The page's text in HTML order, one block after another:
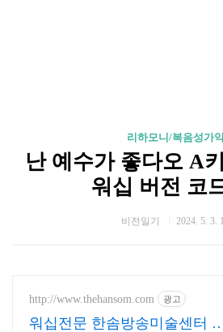
리하모니/복음성가
난 예수가 좋다오 A
워십 버전 코
비전일기 2024. 5. 3.
http://www.thehansom.com 광고
워십전문 한솜방송미술센터